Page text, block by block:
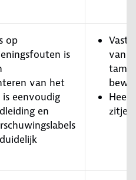
op
is
van het
is eenvoudig
en
van
Heel
zitje